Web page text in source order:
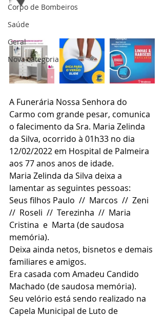
Corpo de Bombeiros
Saúde
Geral
Nova categoria
A Funerária Nossa Senhora do
Carmo com grande pesar, comunica
o falecimento da Sra. Maria Zelinda
da Silva, ocorrido à 01h33 no dia
12/02/2022 em Hospital de Palmeira
aos 77 anos anos de idade.
Maria Zelinda da Silva deixa a
lamentar as seguintes pessoas:
Seus filhos Paulo  //  Marcos  //  Zeni
//  Roseli  //  Terezinha  //  Maria
Cristina  e  Marta (de saudosa
memória).
Deixa ainda netos, bisnetos e demais
familiares e amigos.
Era casada com Amadeu Candido
Machado (de saudosa memória).
Seu velório está sendo realizado na
Capela Municipal de Luto de